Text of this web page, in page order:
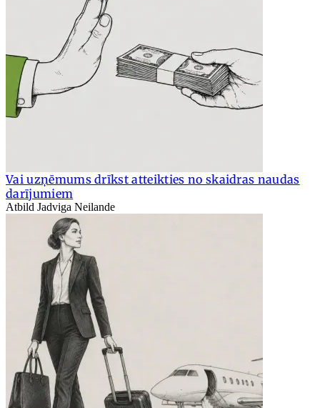
Vai uzņēmums drīkst atteikties no skaidras naudas
darījumiem
Atbild Jadviga Neilande